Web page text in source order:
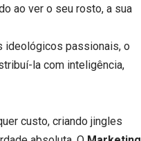
ao ver o seu rosto, a sua
ideológicos passionais, o
la com inteligência,
custo, criando jingles